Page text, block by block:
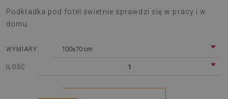
Podkładka pod fotel świetnie sprawdzi się w pracy i w
domu.
WYMIARY: 100x70 cm
ILOŚĆ 1